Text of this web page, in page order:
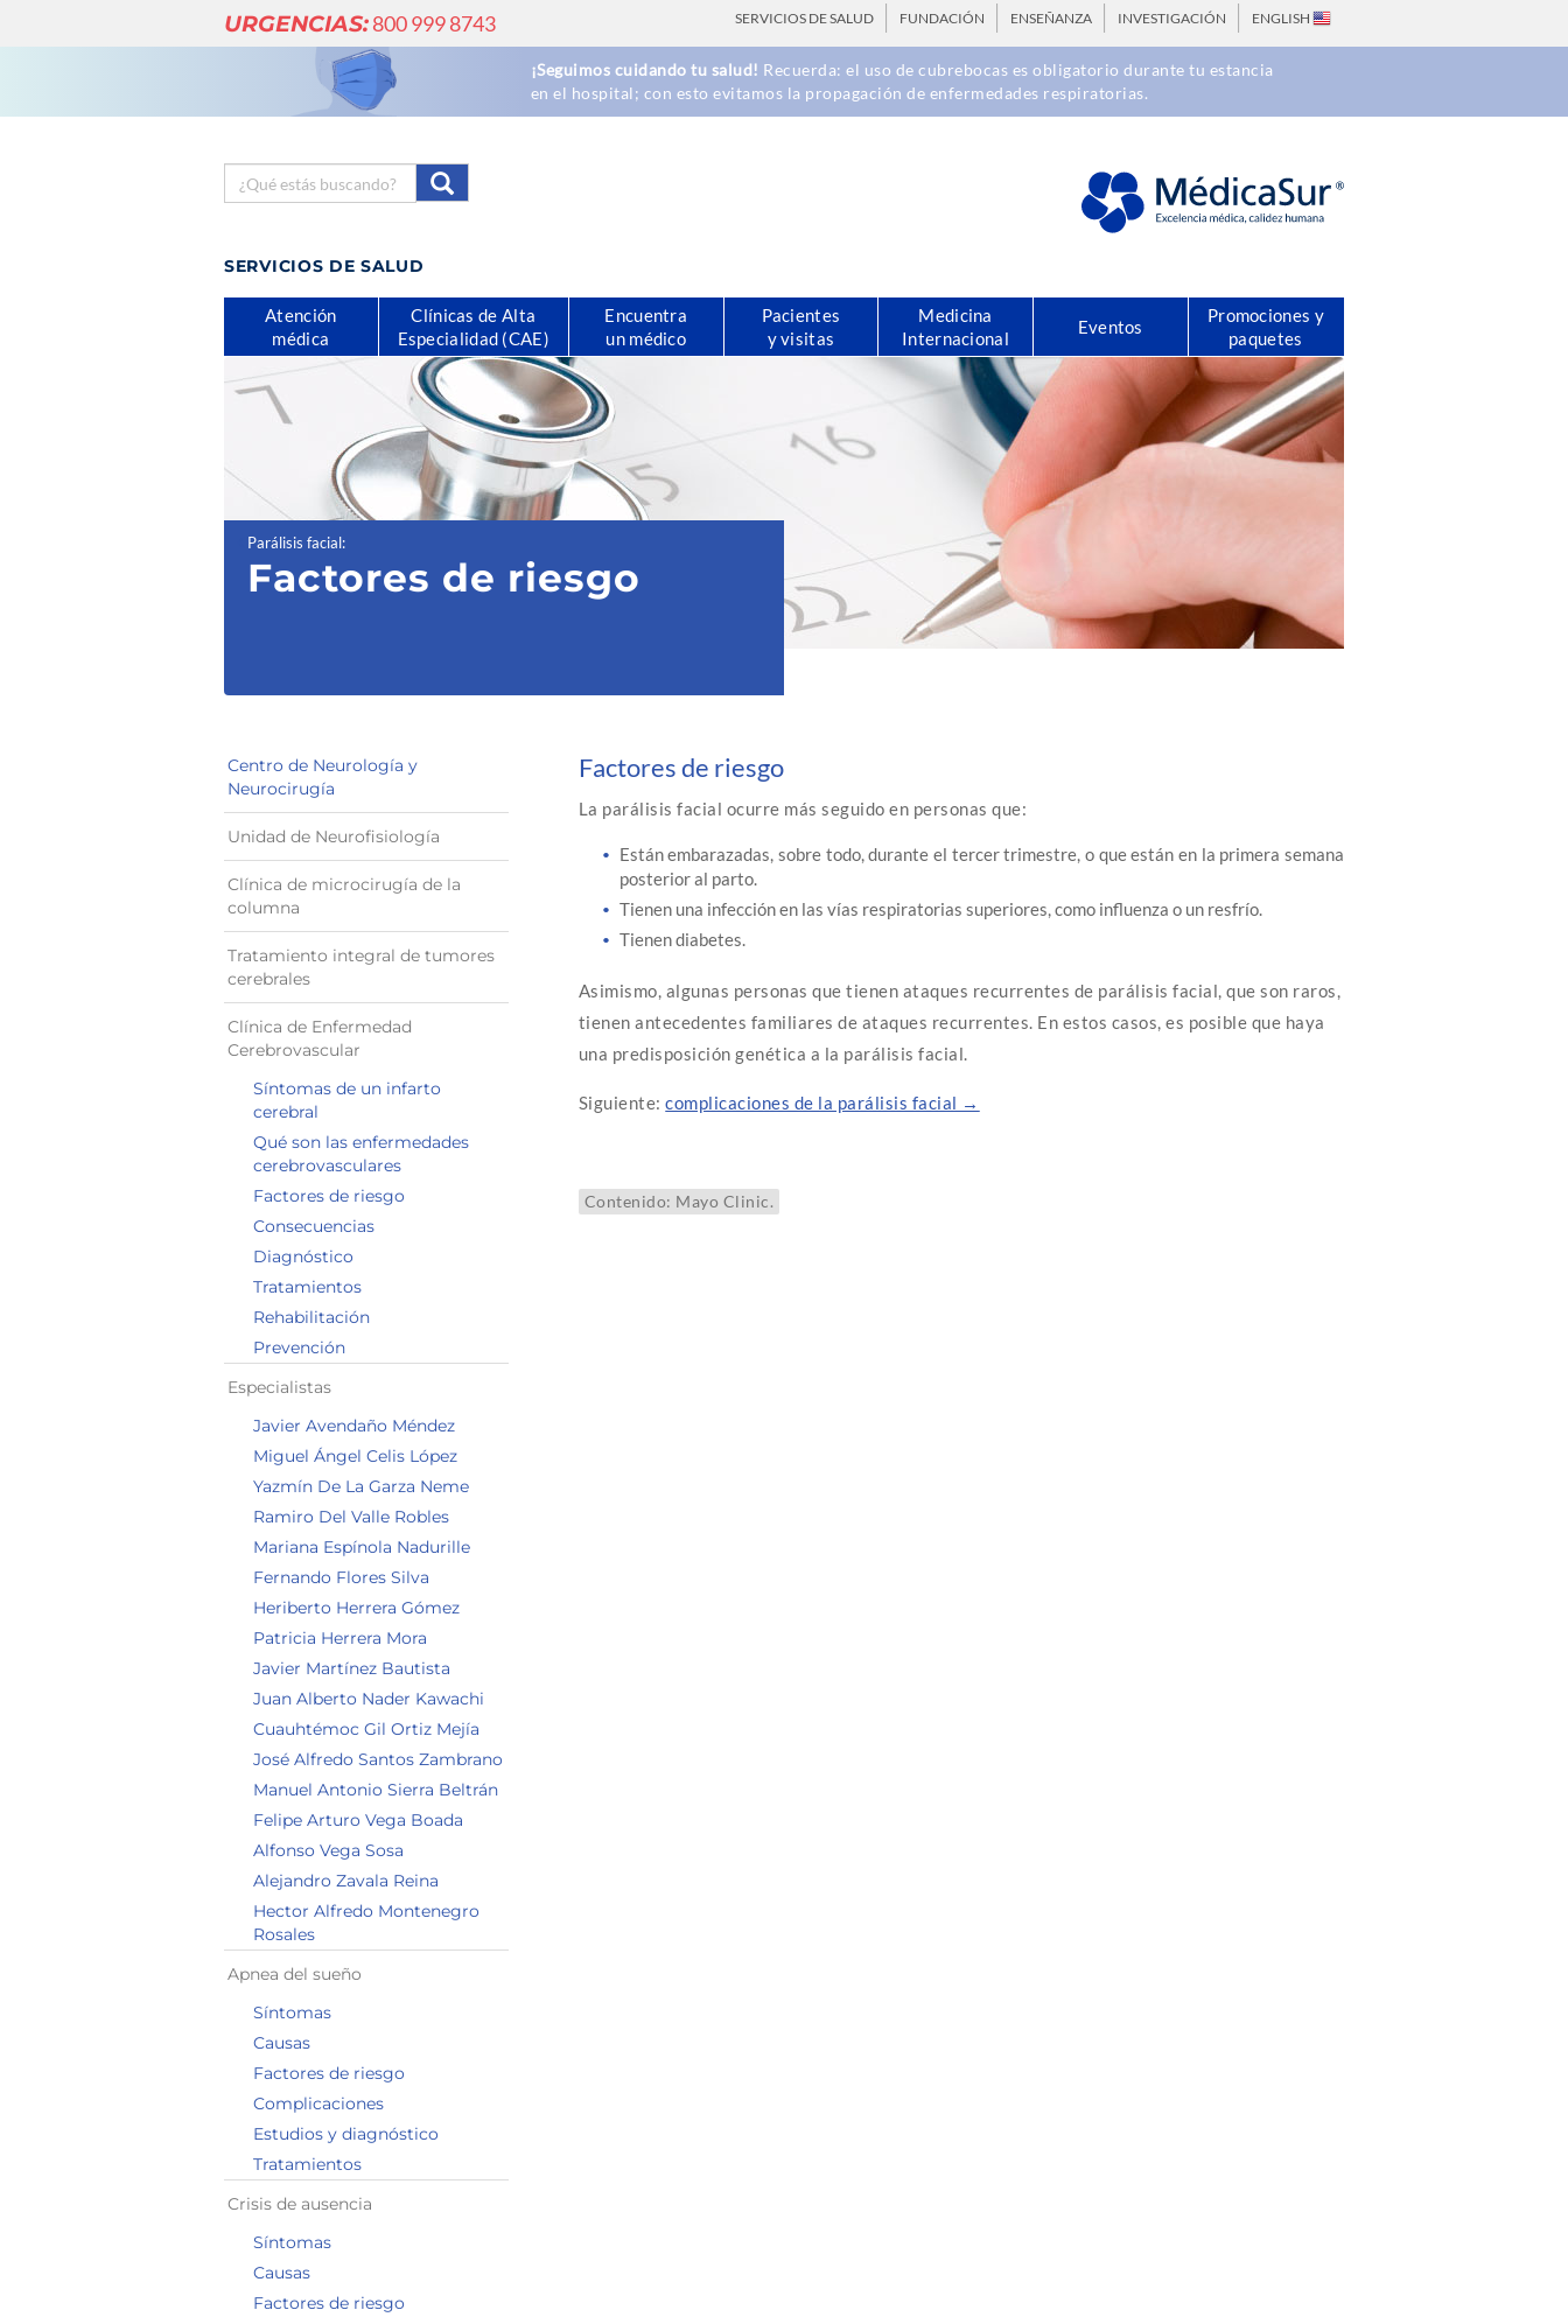
URGENCIAS:800 999 8743 SERVICIOS DE SALUD FUNDACIÓN ENSEÑANZA INVESTIGACIÓN ENGLISH
¡Seguimos cuidando tu salud! Recuerda: el uso de cubrebocas es obligatorio durante tu estancia
en el hospital; con esto evitamos la propagación de enfermedades respiratorias.
SERVICIOS DE SALUD
Atención
médica
Clínicas de Alta
Especialidad (CAE)
Encuentra
un médico
Pacientes
y visitas
Medicina
Internacional
Eventos
Promociones y
paquetes
Parálisis facial:
Factores de riesgo
Factores de riesgo
La parálisis facial ocurre más seguido en personas que:
Están embarazadas, sobre todo, durante el tercer trimestre, o que están en la primera semana
posterior al parto.
Tienen una infección en las vías respiratorias superiores, como influenza o un resfrío.
Tienen diabetes.
Asimismo, algunas personas que tienen ataques recurrentes de parálisis facial, que son raros,
tienen antecedentes familiares de ataques recurrentes. En estos casos, es posible que haya
una predisposición genética a la parálisis facial.
Siguiente:complicaciones de la parálisis facial →
Contenido: Mayo Clinic.
Centro de Neurología y
Neurocirugía
Unidad de Neurofisiología
Clínica de microcirugía de la
columna
Tratamiento integral de tumores
cerebrales
Clínica de Enfermedad
Cerebrovascular
Síntomas de un infarto
cerebral
Qué son las enfermedades
cerebrovasculares
Factores de riesgo
Consecuencias
Diagnóstico
Tratamientos
Rehabilitación
Prevención
Especialistas
Javier Avendaño Méndez
Miguel Ángel Celis López
Yazmín De La Garza Neme
Ramiro Del Valle Robles
Mariana Espínola Nadurille
Fernando Flores Silva
Heriberto Herrera Gómez
Patricia Herrera Mora
Javier Martínez Bautista
Juan Alberto Nader Kawachi
Cuauhtémoc Gil Ortiz Mejía
José Alfredo Santos Zambrano
Manuel Antonio Sierra Beltrán
Felipe Arturo Vega Boada
Alfonso Vega Sosa
Alejandro Zavala Reina
Hector Alfredo Montenegro
Rosales
Apnea del sueño
Síntomas
Causas
Factores de riesgo
Complicaciones
Estudios y diagnóstico
Tratamientos
Crisis de ausencia
Síntomas
Causas
Factores de riesgo